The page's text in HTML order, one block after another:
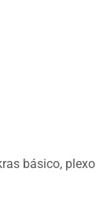
básico, plexo